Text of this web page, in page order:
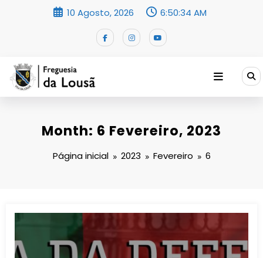
10 Agosto, 2026 6:50:35 AM
Month: 6 Fevereiro, 2023
Página inicial 2023 Fevereiro 6